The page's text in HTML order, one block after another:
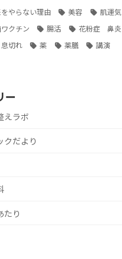
やらない理由
美容
肌運気
クチン
腸活
花粉症 鼻炎
切れ
薬 薬膳
講演
ー
えラボ
クだより
たり